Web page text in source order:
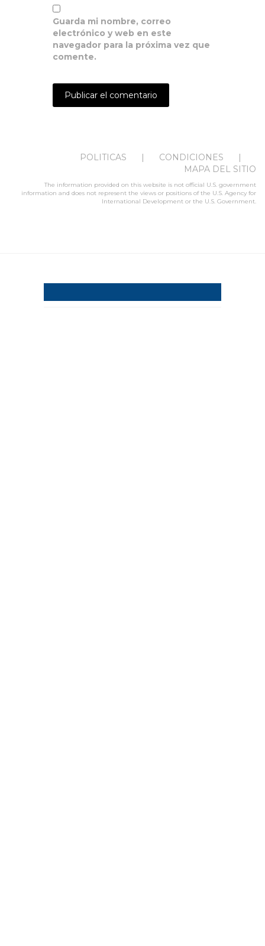
Guarda mi nombre, correo
electrónico y web en este
navegador para la próxima vez que
comente.
POLITICAS
CONDICIONES
MAPA DEL SITIO
The information provided on this website is not official U.S. government
information and does not represent the views or positions of the U.S. Agency for
International Development or the U.S. Government.